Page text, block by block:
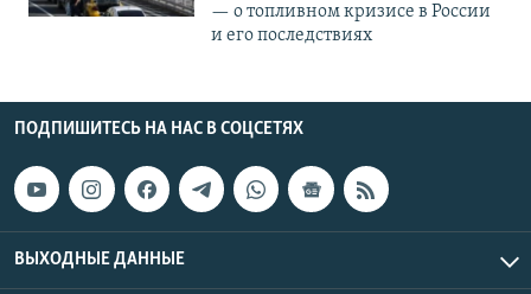
— о топливном кризисе в России
и его последствиях
ПОДПИШИТЕСЬ НА НАС В СОЦСЕТЯХ
ВЫХОДНЫЕ ДАННЫЕ